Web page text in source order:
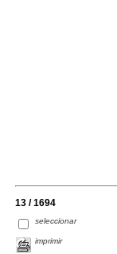
13 / 1694
seleccionar
imprimir